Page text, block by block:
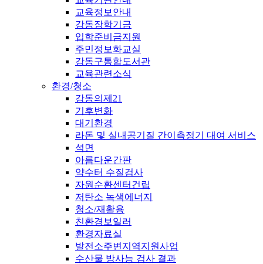
교육정보안내
강동장학기금
입학준비금지원
주민정보화교실
강동구통합도서관
교육관련소식
환경/청소
강동의제21
기후변화
대기환경
라돈 및 실내공기질 간이측정기 대여 서비스
석면
아름다운간판
약수터 수질검사
자원순환센터건립
저탄소 녹색에너지
청소/재활용
친환경보일러
환경자료실
발전소주변지역지원사업
수산물 방사능 검사 결과